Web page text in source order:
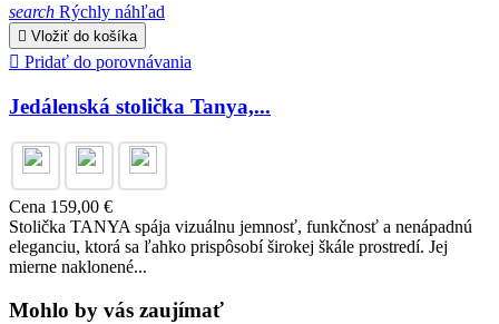
search Rýchly náhľad
 Vložiť do košíka
 Pridať do porovnávania
Jedálenská stolička Tanya,...
Cena 159,00 €
Stolička TANYA spája vizuálnu jemnosť, funkčnosť a nenápadnú
eleganciu, ktorá sa ľahko prispôsobí širokej škále prostredí. Jej
mierne naklonené...
Mohlo by vás zaujímať